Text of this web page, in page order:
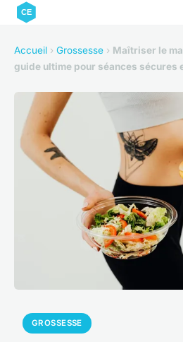
Accueil › Grossesse › Maîtriser le
guide ultime pour séances sécures
GROSSESSE